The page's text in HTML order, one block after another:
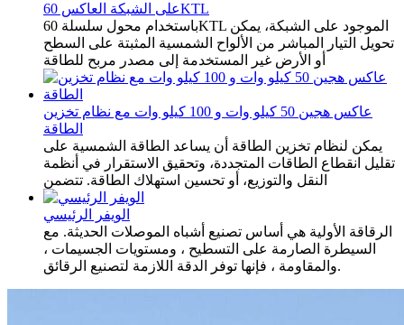
على الشبكة العاكس 60KTL
باستخدام محول سلسلة 60KTL الموجود على الشبكة، يمكن
تحويل التيار المباشر من الألواح الشمسية المثبتة على السطح
أو الأرض غير المستخدمة إلى مصدر مربح للطاقة
عاكس هجين 50 كيلو وات و 100 كيلو وات مع نظام تخزين
الطاقة
يمكن لنظام تخزين الطاقة أن يساعد الطاقة الشمسية على
تقليل انقطاع الطاقات المتجددة، وتحقيق الاستقرار في أنظمة
النقل والتوزيع، أو تحسين استهلاك الطاقة. تتضمن
الويفر الرئيسي
الرقاقة الأولية هي أساس تصنيع أشباه الموصلات الحديثة. مع
السيطرة الصارمة على التسطيح ، ومستويات الجسيمات ،
والمقاومة ، فإنها توفر الدقة اللازمة لتصنيع الرقائق.